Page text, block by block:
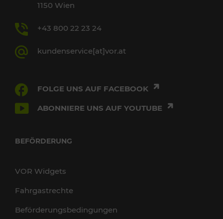
1150 Wien
+43 800 22 23 24
kundenservice[at]vor.at
FOLGE UNS AUF FACEBOOK
ABONNIERE UNS AUF YOUTUBE
BEFÖRDERUNG
VOR Widgets
Fahrgastrechte
Beförderungsbedingungen